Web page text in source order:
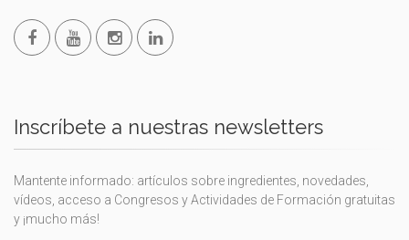
Inscríbete a nuestras newsletters
Mantente informado: artículos sobre ingredientes, novedades,
vídeos, acceso a Congresos y Actividades de Formación gratuitas
y ¡mucho más!